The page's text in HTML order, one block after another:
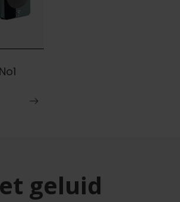
geluid